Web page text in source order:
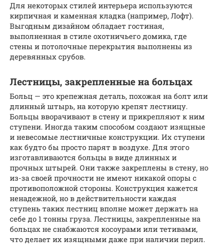
Для некоторых стилей интерьера используются
кирпичная и каменная кладка (например, Лофт).
Выгодным дизайном обладает гостиная,
выполненная в стиле охотничьего домика, где
стены и потолочные перекрытия выполнены из
деревянных срубов.
Лестницы, закрепленные на больцах
Больц — это крепежная деталь, похожая на болт или
длинный штырь, на которую крепят лестницу.
Больцы вворачивают в стену и прикрепляют к ним
ступени. Иногда таким способом создают изящные
и невесомые лестничные конструкции. Их ступени
как будто бы просто парят в воздухе. Для этого
изготавливаются больцы в виде длинных и
прочных штырей. Они также закреплены в стену, но
из-за своей прочности не имеют никакой опоры с
противоположной стороны. Конструкция кажется
ненадежной, но в действительности каждая
ступень таких лестниц вполне может держать на
себе до 1 тонны груза. Лестницы, закрепленные на
больцах не снабжаются косоурами или тетивами,
что делает их изящными даже при наличии перил.